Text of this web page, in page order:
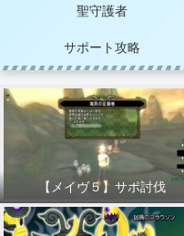
聖守護者
サポート攻略
【メイヴ５】サポ討伐